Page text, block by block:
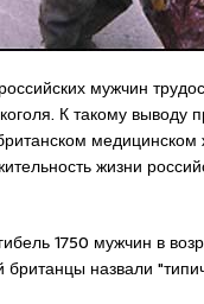
мужчин
К такому выводу
жизни
1750 мужчин в
британцы назвали